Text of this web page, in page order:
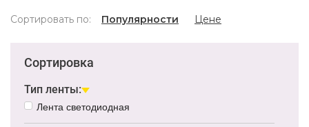
Сортировать по: Популярности Цене
Сортировка
Тип ленты:
Лента светодиодная